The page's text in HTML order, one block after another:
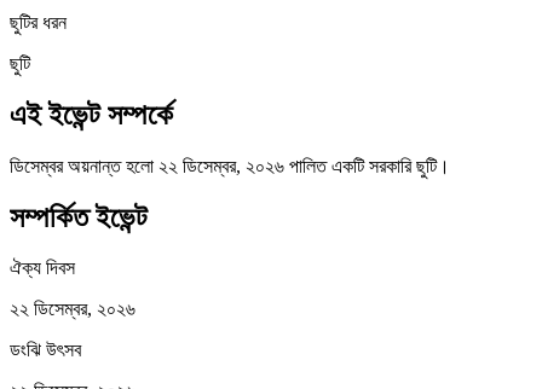
ছুটির ধরন
ছুটি
এই ইভেন্ট সম্পর্কে
ডিসেম্বর অয়নান্ত হলো ২২ ডিসেম্বর, ২০২৬ পালিত একটি সরকারি ছুটি।
সম্পর্কিত ইভেন্ট
ঐক্য দিবস
২২ ডিসেম্বর, ২০২৬
ডংঝি উৎসব